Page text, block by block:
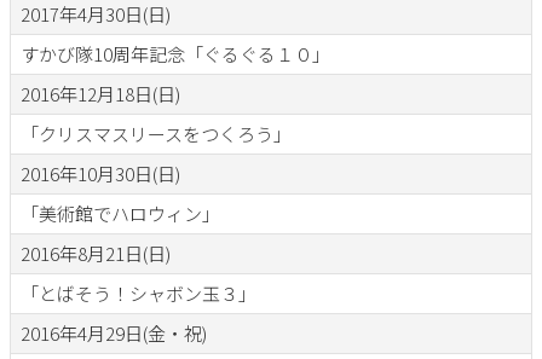
2017年4月30日(日)
すかび隊10周年記念「ぐるぐる１０」
2016年12月18日(日)
「クリスマスリースをつくろう」
2016年10月30日(日)
「美術館でハロウィン」
2016年8月21日(日)
「とばそう！シャボン玉３」
2016年4月29日(金・祝)